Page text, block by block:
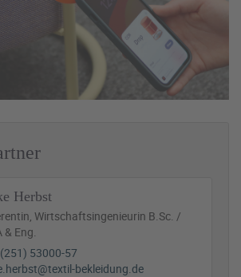
Herbst
Wirtschaftsingenieurin B.Sc. /
& Eng.
53000-57
bekleidung.de